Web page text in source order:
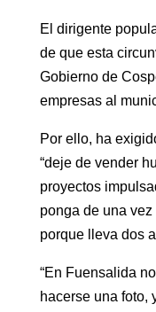
El dirigente
de que esta
Gobierno de
empresas al
Por ello, ha
“deje de vender
proyectos
ponga de una
porque lleva dos
“En Fuensalida
hacerse una foto,